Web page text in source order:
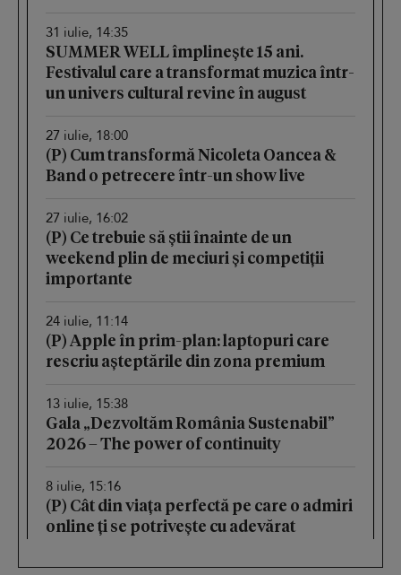
31 iulie, 14:35
SUMMER WELL împlinește 15 ani.
Festivalul care a transformat muzica într-
un univers cultural revine în august
27 iulie, 18:00
(P) Cum transformă Nicoleta Oancea &
Band o petrecere într-un show live
27 iulie, 16:02
(P) Ce trebuie să știi înainte de un
weekend plin de meciuri și competiții
importante
24 iulie, 11:14
(P) Apple în prim-plan: laptopuri care
rescriu așteptările din zona premium
13 iulie, 15:38
Gala „Dezvoltăm România Sustenabil”
2026 – The power of continuity
8 iulie, 15:16
(P) Cât din viața perfectă pe care o admiri
online ți se potrivește cu adevărat